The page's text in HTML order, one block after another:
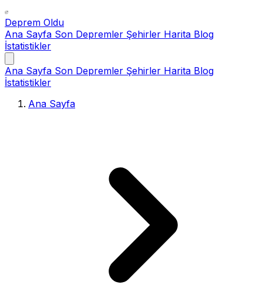
Deprem Oldu
Ana Sayfa Son Depremler Şehirler Harita Blog
İstatistikler
Ana Sayfa Son Depremler Şehirler Harita Blog
İstatistikler
Ana Sayfa